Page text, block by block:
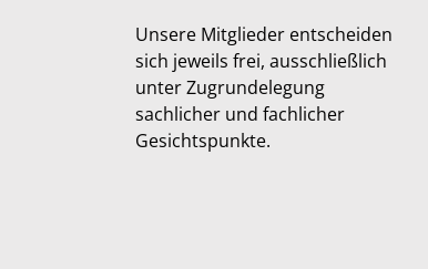
Unsere Mitglieder entscheiden
sich jeweils frei, ausschließlich
unter Zugrundelegung
sachlicher und fachlicher
Gesichtspunkte.